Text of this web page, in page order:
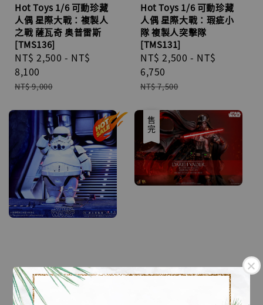
Hot Toys 1/6 可動珍藏
人偶 星際大戰：複製人
之戰 薩瓦奇 奥普雷斯
[TMS136]
Sale
price
NT$ 2,500 - NT$
8,100
Regular
NT$ 9,000
Hot Toys 1/6 可動珍藏
人偶 星際大戰：瑕疵小
隊 複製人突擊隊
[TMS131]
Sale
price
NT$ 2,500 - NT$
6,750
Regular
NT$ 7,500
優惠
售完